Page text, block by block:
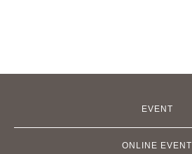
EVENT
ONLINE EVENT